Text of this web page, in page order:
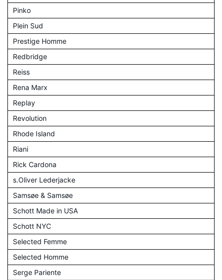
Pinko
Plein Sud
Prestige Homme
Redbridge
Reiss
Rena Marx
Replay
Revolution
Rhode Island
Riani
Rick Cardona
s.Oliver Lederjacke
Samsøe & Samsøe
Schott Made in USA
Schott NYC
Selected Femme
Selected Homme
Serge Pariente